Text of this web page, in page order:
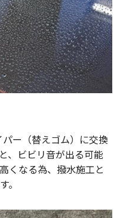
ー（替えゴム）に交換
、ビビリ音が出る可能
くなる為、撥水施工と
。